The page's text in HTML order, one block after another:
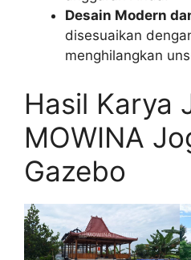
Desain Modern
disesuaikan
menghilangkan
Hasil Karya
MOWINA
Gazebo